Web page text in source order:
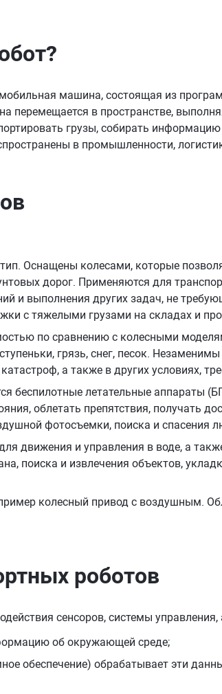
?
машина, состоящая из
в пространстве,
грузы, собирать
в промышленности,
Оснащены колесами, которые
дорог. Применяются для
и выполнения других задач, не
с тяжелыми грузами на складах и
по сравнению с колесными
грязь, снег, песок.
а также в других условиях,
беспилотные летательные
облетать препятствия, получать
фотосъемки, поиска и спасения
движения и управления в воде, а
поиска и извлечения объектов,
колесный привод с воздушным.
роботов
сенсоров, системы
об окружающей среде;
обеспечение) обрабатывает эти